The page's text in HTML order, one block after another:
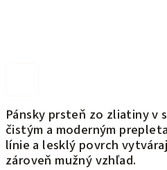
Pánsky prsteň zo zliatiny v
čistým a moderným
línie a lesklý povrch
zároveň mužný vzhľad.